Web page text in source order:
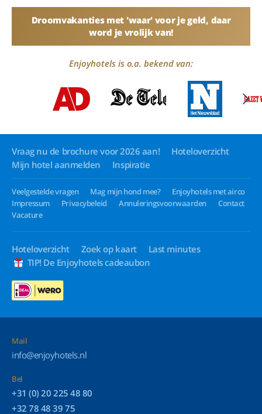
Droomvakanties met 'waar' voor je geld, daar
word je vrolijk van!
Enjoyhotels is o.a. bekend van:
Vraag nu de brochure voor 2026 aan!
Hoteloverzicht
Mijn hotel aanmelden
Inspiratie
Veelgestelde vragen Mag mijn hond mee?
Enjoyhotels met airco
Impressum
Privacybeleid Annuleringsvoorwaarden
Contact
Vacature
Hoteloverzicht Zoek op kaart
Last minutes
TIP! De Enjoyhotels cadeaubon
Mail
info@enjoyhotels.nl
Bel
+31 (0) 20 225 48 80
+32 78 48 39 75